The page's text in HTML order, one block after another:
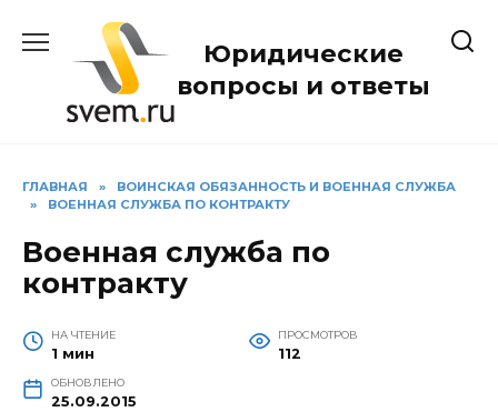
содержанию
Юридические
вопросы и ответы
ГЛАВНАЯ »
ВОИНСКАЯ ОБЯЗАННОСТЬ И ВОЕННАЯ СЛУЖБА
»
ВОЕННАЯ СЛУЖБА ПО КОНТРАКТУ
Военная служба по
контракту
НА ЧТЕНИЕ
1 мин
ПРОСМОТРОВ
112
ОБНОВЛЕНО
25.09.2015